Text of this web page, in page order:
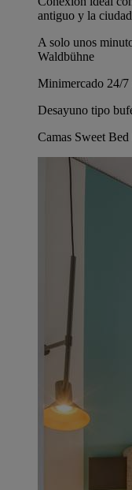
antiguo y la
A solo unos
Waldbühne
Minimercado 24/7
Desayuno tipo
Camas Sweet